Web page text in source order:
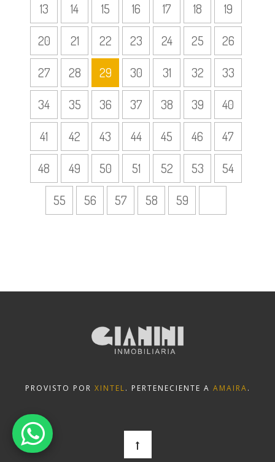
13
14 15 16 17 18
19
20
21 22 23 24 25
26
27
28 29 30 31 32
33
34
35 36 37 38 39
40
41
42 43 44 45 46
47
48
49 50 51 52 53
54
55
56 57 58 59
PROVISTO POR XINTEL. PERTENECIENTE A AMAIRA.